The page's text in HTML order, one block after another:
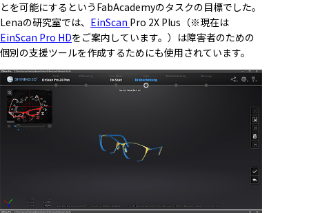
とを可能にするというFabAcademyのタスクの目標でした。
Lenaの研究室では、 EinScan Pro 2X Plus（※現在は
EinScan Pro HDをご案内しています。）は障害者のための
個別の支援ツールを作成するためにも使用されています。